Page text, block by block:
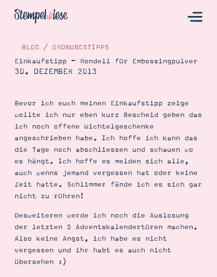
Katalog
Bestellen
Kontakt
Angebote
Demonstrator werden
Blog
Gutscheine
Produkte erklärt
Über mich
Über Stampin’ Up!
BLOG / ORDNUNGSTIPPS
Einkaufstipp – Rondell für Embossingpulver
30. DEZEMBER 2013
Bevor ich euch meinen Einkaufstipp zeige
wollte ich nur eben kurz Bescheid geben das
ich noch offene Wichtelgeschenke
angeschrieben habe. Ich hoffe ich kann das
die Tage noch abschliessen und schauen wo
es hängt. Ich hoffe es melden sich alle,
auch wenns jemand vergessen hat oder keine
Zeit hatte. Schlimmer fände ich es sich gar
nicht zu rühren!
Desweiteren werde ich noch die Auslosung
der letzten 5 Adventskalendertüren machen.
Also keine Angst, ich habe es nicht
vergessen und ihr habt es auch nicht
übersehen :)